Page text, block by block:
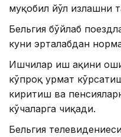
муқобил йўл излашни
Бельгия бўйлаб
куни эрталабдан
Ишчилар иш ҳақини
кўпроқ ҳурмат
киритиш ва
кўчаларга чиқади.
Бельгия